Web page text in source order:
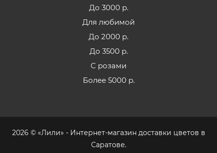
До 3000 р.
Для любимой
До 2000 р.
До 3500 р.
С розами
Более 5000 р.
2026 © «Лили» - Интернет-магазин доставки цветов в
Саратове.